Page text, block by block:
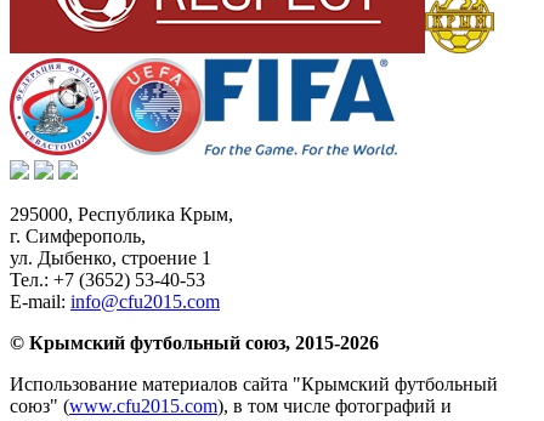
295000, Республика Крым,
г. Симферополь,
ул. Дыбенко, строение 1
Тел.: +7 (3652) 53-40-53
E-mail: info@cfu2015.com
© Крымский футбольный союз, 2015-2026
Использование материалов сайта "Крымский футбольный
союз" (www.cfu2015.com), в том числе фотографий и